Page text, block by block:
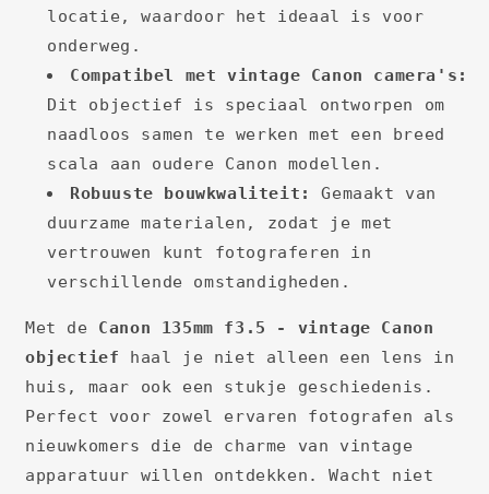
locatie, waardoor het ideaal is voor
onderweg.
Compatibel met vintage Canon camera's:
Dit objectief is speciaal ontworpen om
naadloos samen te werken met een breed
scala aan oudere Canon modellen.
Robuuste bouwkwaliteit:
Gemaakt van
duurzame materialen, zodat je met
vertrouwen kunt fotograferen in
verschillende omstandigheden.
Met de Canon 135mm f3.5 - vintage Canon
objectief haal je niet alleen een lens in
huis, maar ook een stukje geschiedenis.
Perfect voor zowel ervaren fotografen als
nieuwkomers die de charme van vintage
apparatuur willen ontdekken. Wacht niet